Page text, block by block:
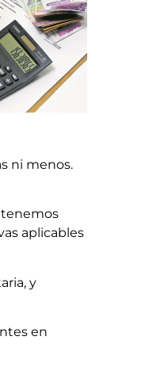
ni menos.
aplicables
y
en